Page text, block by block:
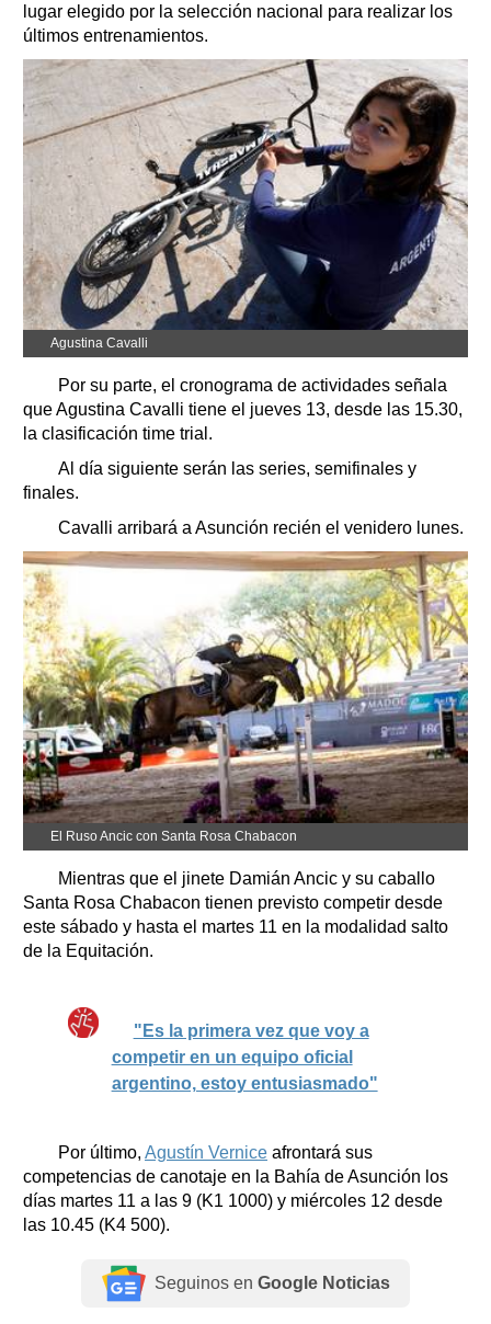
lugar elegido por la selección nacional para realizar los
últimos entrenamientos.
Agustina Cavalli
Por su parte, el cronograma de actividades señala
que Agustina Cavalli tiene el jueves 13, desde las 15.30,
la clasificación time trial.
Al día siguiente serán las series, semifinales y
finales.
Cavalli arribará a Asunción recién el venidero lunes.
El Ruso Ancic con Santa Rosa Chabacon
Mientras que el jinete Damián Ancic y su caballo
Santa Rosa Chabacon tienen previsto competir desde
este sábado y hasta el martes 11 en la modalidad salto
de la Equitación.
"Es la primera vez que voy a
competir en un equipo oficial
argentino, estoy entusiasmado"
Por último, Agustín Vernice afrontará sus
competencias de canotaje en la Bahía de Asunción los
días martes 11 a las 9 (K1 1000) y miércoles 12 desde
las 10.45 (K4 500).
Seguinos en Google Noticias